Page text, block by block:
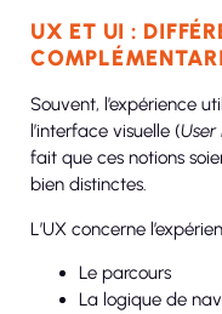
UX ET UI :
Souvent, l’expérience
l’interface visuelle (
fait que ces notions
bien distinctes.
L’UX concerne
Le parcours
La logique de